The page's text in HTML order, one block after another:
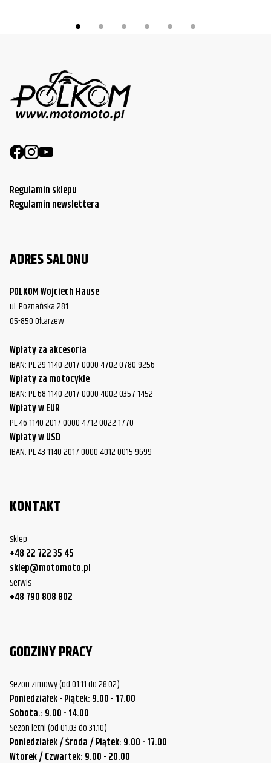
Regulamin sklepu
Regulamin newslettera
ADRES SALONU
POLKOM Wojciech Hause
ul. Poznańska 281
05-850 Ołtarzew
Wpłaty za akcesoria
IBAN: PL 29 1140 2017 0000 4702 0780 9256
Wpłaty za motocykle
IBAN: PL 68 1140 2017 0000 4002 0357 1452
Wpłaty w EUR
PL 46 1140 2017 0000 4712 0022 1770
Wpłaty w USD
IBAN: PL 43 1140 2017 0000 4012 0015 9699
KONTAKT
Sklep
+48 22 722 35 45
sklep@motomoto.pl
Serwis
+48 790 808 802
GODZINY PRACY
Sezon zimowy (od 01.11 do 28.02)
Poniedziałek - Piątek: 9.00 - 17.00
Sobota.: 9.00 - 14.00
Sezon letni (od 01.03 do 31.10)
Poniedziałek / Środa / Piątek: 9.00 - 17.00
Wtorek / Czwartek: 9.00 - 20.00